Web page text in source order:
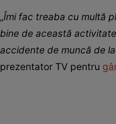
„Îmi fac treaba cu multă
bine de această
accidente de muncă de
prezentator TV pentru